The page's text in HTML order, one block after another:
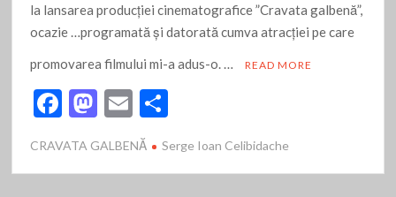
la lansarea producției cinematografice ”Cravata galbenă”,
ocazie …programată și datorată cumva atracției pe care
promovarea filmului mi-a adus-o. …
READ MORE
F
e
M
to
E
m
ai ta
CRAVATA GALBENĂ Serge Ioan Celibidache